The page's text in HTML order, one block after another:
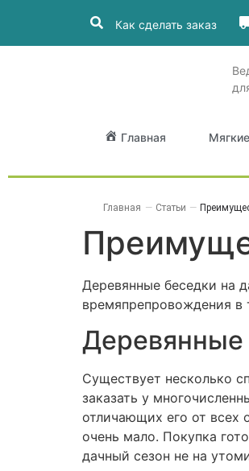
Как сделать заказ
Главная
Главная — Статьи —
Деревянные беседки на
времяпрепровождения в
Деревянные
Существует несколько
заказать у
отличающих его от всех
очень мало. Покупка
дачный сезон не на